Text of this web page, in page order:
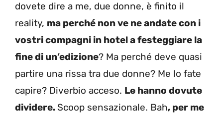
dovete dire a me, due donne, è finito il
reality, ma perché non ve ne andate con i
vostri compagni in hotel a festeggiare la
fine di un’edizione? Ma perché deve quasi
partire una rissa tra due donne? Me lo fate
capire? Diverbio acceso. Le hanno dovute
dividere. Scoop sensazionale. Bah, per me